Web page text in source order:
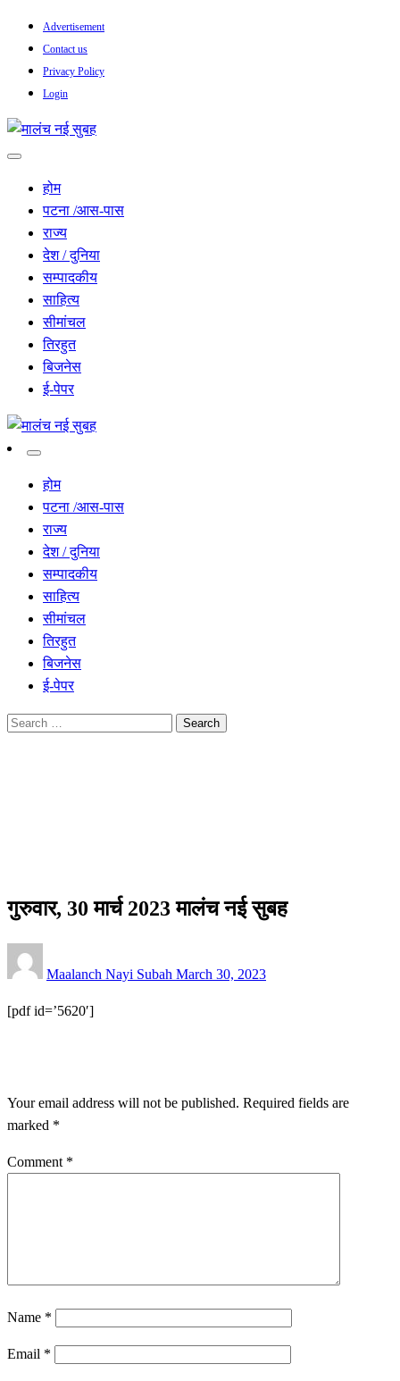
Skip
content
Advertisement
Contact us
Privacy Policy
Login
मालंच नई सुबह
होम
पटना /आस-पास
राज्य
देश / दुनिया
सम्पादकीय
साहित्य
सीमांचल
तिरहुत
बिजनेस
ई-पेपर
मालंच नई सुबह
होम
पटना /आस-पास
राज्य
देश / दुनिया
सम्पादकीय
साहित्य
सीमांचल
तिरहुत
बिजनेस
ई-पेपर
Search
गुरुवार, 30 मार्च 2023 मालंच नई सुबह
Maalanch Nayi Subah on
March 30, 2023
[pdf id=’5620′]
Your email address will not be published. Required fields are
marked *
Comment *
Name *
Email *